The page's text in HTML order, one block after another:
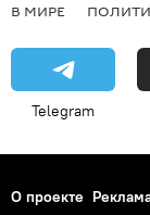
В МИРЕ
Telegram
О проекте